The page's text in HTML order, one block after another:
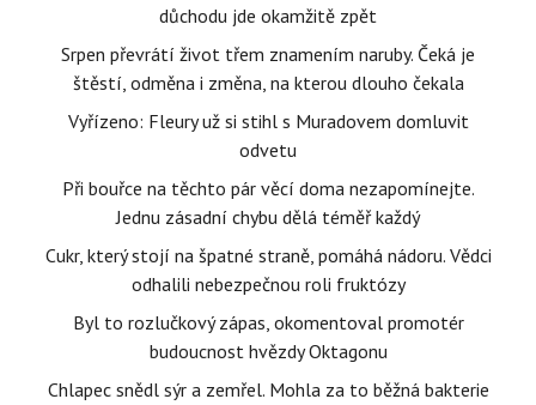
důchodu jde okamžitě zpět
Srpen převrátí život třem znamením naruby. Čeká je
štěstí, odměna i změna, na kterou dlouho čekala
Vyřízeno: Fleury už si stihl s Muradovem domluvit
odvetu
Při bouřce na těchto pár věcí doma nezapomínejte.
Jednu zásadní chybu dělá téměř každý
Cukr, který stojí na špatné straně, pomáhá nádoru. Vědci
odhalili nebezpečnou roli fruktózy
Byl to rozlučkový zápas, okomentoval promotér
budoucnost hvězdy Oktagonu
Chlapec snědl sýr a zemřel. Mohla za to běžná bakterie